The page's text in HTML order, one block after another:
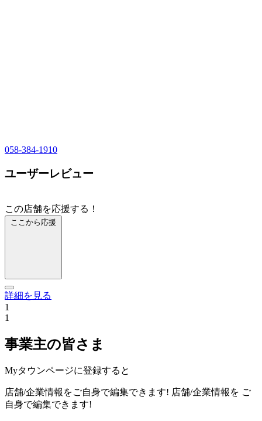
058-384-1910
ユーザーレビュー
この店舗を応援する！
ここから応援
詳細を見る
1
1
事業主の皆さま
Myタウンページに登録すると
店舗/企業情報をご自身で編集できます! 店舗/企業情報を ご
自身で編集できます!